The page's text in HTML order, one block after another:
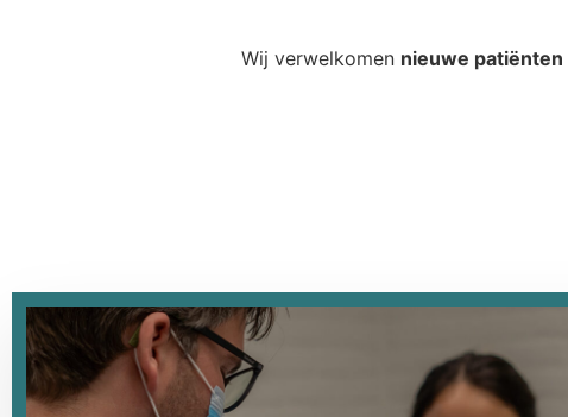
Wij verwelkomen nieuwe patiënten